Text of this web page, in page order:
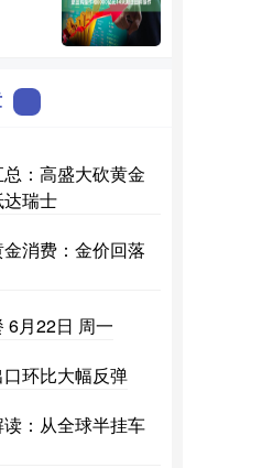
：高盛大砍黄金
瑞士
消费：金价回落
6月22日 周一
环比大幅反弹
：从全球半挂车